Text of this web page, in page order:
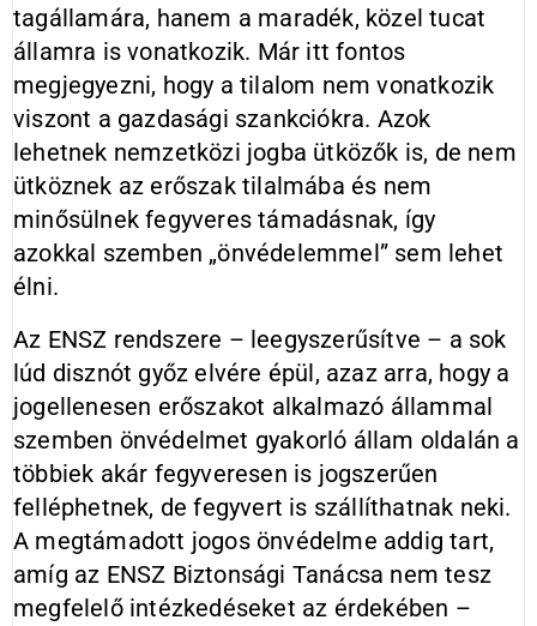
tagállamára, hanem a maradék, közel tucat
államra is vonatkozik. Már itt fontos
megjegyezni, hogy a tilalom nem vonatkozik
viszont a gazdasági szankciókra. Azok
lehetnek nemzetközi jogba ütközők is, de nem
ütköznek az erőszak tilalmába és nem
minősülnek fegyveres támadásnak, így
azokkal szemben „önvédelemmel” sem lehet
élni.
Az ENSZ rendszere – leegyszerűsítve – a sok
lúd disznót győz elvére épül, azaz arra, hogy a
jogellenesen erőszakot alkalmazó állammal
szemben önvédelmet gyakorló állam oldalán a
többiek akár fegyveresen is jogszerűen
felléphetnek, de fegyvert is szállíthatnak neki.
A megtámadott jogos önvédelme addig tart,
amíg az ENSZ Biztonsági Tanácsa nem tesz
megfelelő intézkedéseket az érdekében –